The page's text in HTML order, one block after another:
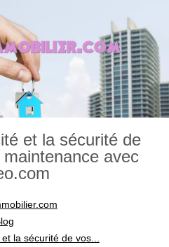
et la sécurité de
avec
la sécurité de vos...